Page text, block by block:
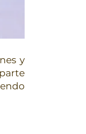
y